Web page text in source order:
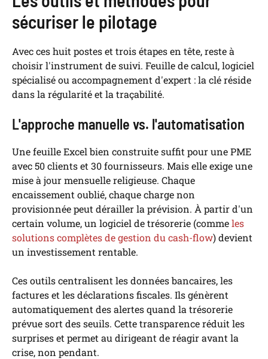
sécuriser le pilotage
Avec ces huit postes et trois étapes en tête, reste à
choisir l'instrument de suivi. Feuille de calcul, logiciel
spécialisé ou accompagnement d'expert : la clé réside
dans la régularité et la traçabilité.
L'approche manuelle vs. l'automatisation
Une feuille Excel bien construite suffit pour une PME
avec 50 clients et 30 fournisseurs. Mais elle exige une
mise à jour mensuelle religieuse. Chaque
encaissement oublié, chaque charge non
provisionnée peut dérailler la prévision. À partir d'un
certain volume, un logiciel de trésorerie (commeles
solutions complètes de gestion du cash-flow) devient
un investissement rentable.
Ces outils centralisent les données bancaires, les
factures et les déclarations fiscales. Ils génèrent
automatiquement des alertes quand la trésorerie
prévue sort des seuils. Cette transparence réduit les
surprises et permet au dirigeant de réagir avant la
crise, non pendant.